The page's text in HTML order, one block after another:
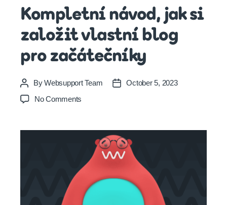
Kompletní návod, jak si
založit vlastní blog
pro začátečníky
Post
author
ByWebsupport Team
PostOctober 5, 2023
No Comments
jak
založit
vlastní
pro
začátečníky